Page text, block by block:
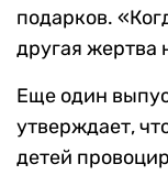
подарков.
другая жертва
Еще один
утверждает,
детей